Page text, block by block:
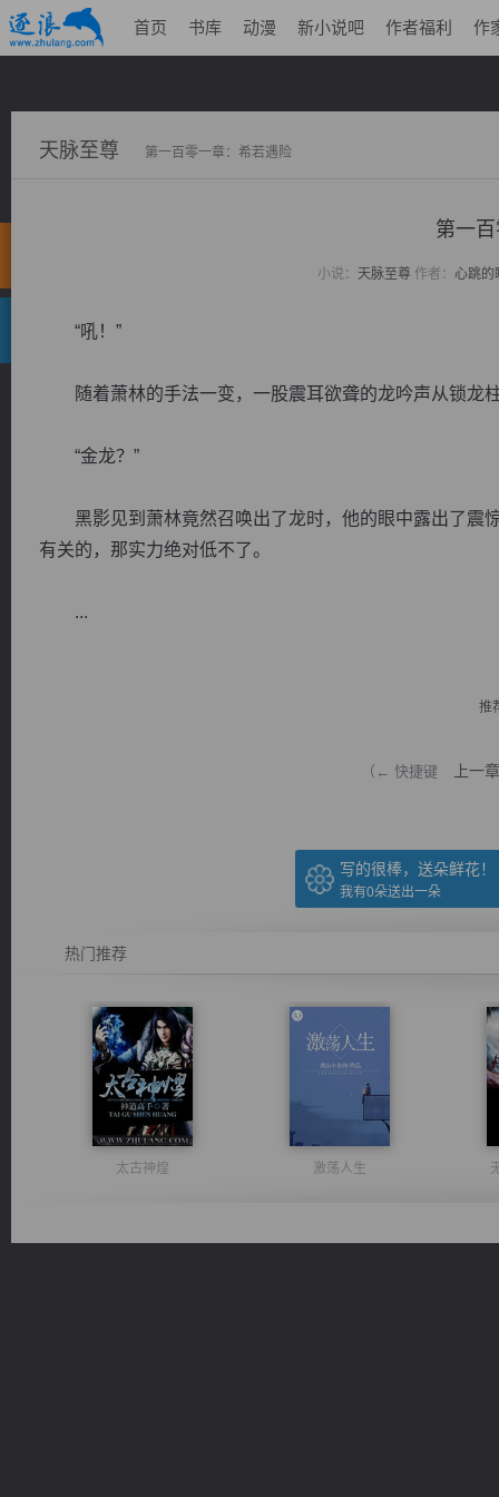
首页 书库 动漫 新小说吧 作者福利 作
天脉至尊 第一百零一章：希若遇险
第一
小说： 天脉至尊作者： 心跳的
“吼！”
随着萧林的手法一变，一股震耳欲聋的龙吟声从锁龙
“金龙？”
黑影见到萧林竟然召唤出了龙时，他的眼中露出了震
有关的，那实力绝对低不了。
...
推
（← 快捷键 上一章
写的很棒，送朵鲜花！
我有0朵送出一朵
热门推荐
太古神煌 激荡人生